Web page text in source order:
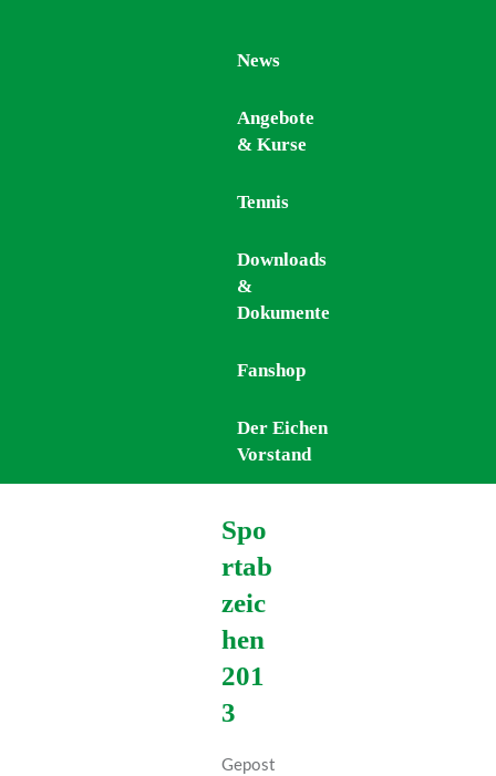
News
Angebote
& Kurse
Tennis
Downloads
&
Dokumente
Fanshop
Der Eichen
Vorstand
News
Angebote
& Kurse
Tennis
Downloads
&
Dokumente
Fanshop
Der Eichen
Vorstand
Spo
rtab
zeic
hen
201
3
Gepost